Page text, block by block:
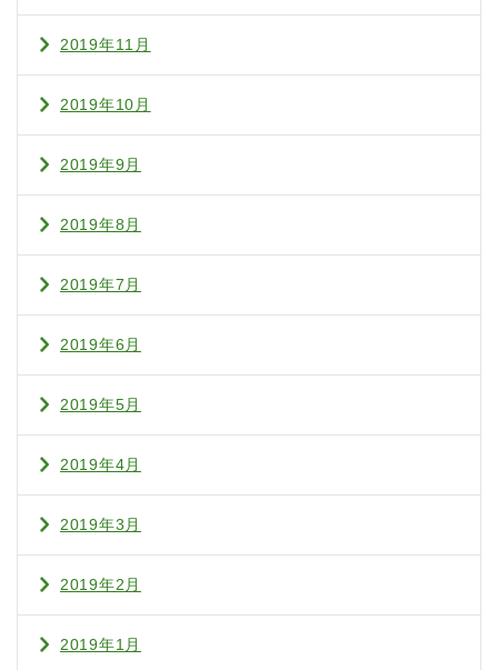
2019年11月
2019年10月
2019年9月
2019年8月
2019年7月
2019年6月
2019年5月
2019年4月
2019年3月
2019年2月
2019年1月